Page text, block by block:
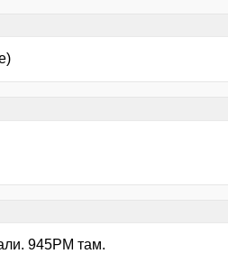
945PM там.